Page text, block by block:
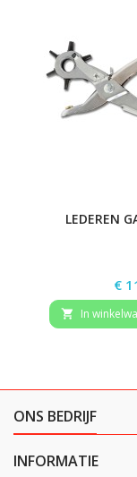
LEDEREN
€
 In
ONS BEDRIJF
INFORMATIE